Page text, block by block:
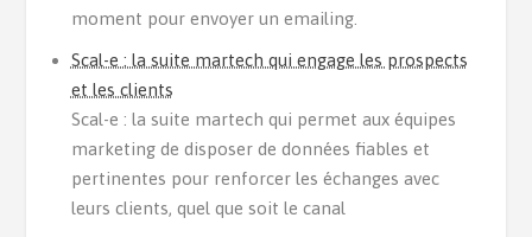
moment pour envoyer un emailing.
Scal-e : la suite martech qui engage les prospects
et les clients
Scal-e : la suite martech qui permet aux équipes
marketing de disposer de données fiables et
pertinentes pour renforcer les échanges avec
leurs clients, quel que soit le canal